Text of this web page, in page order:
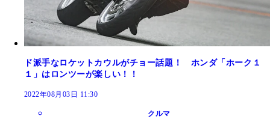
ド派手なロケットカウルがチョー話題！ ホンダ「ホーク１
１」はロンツーが楽しい！！
2022年08月03日 11:30
クルマ